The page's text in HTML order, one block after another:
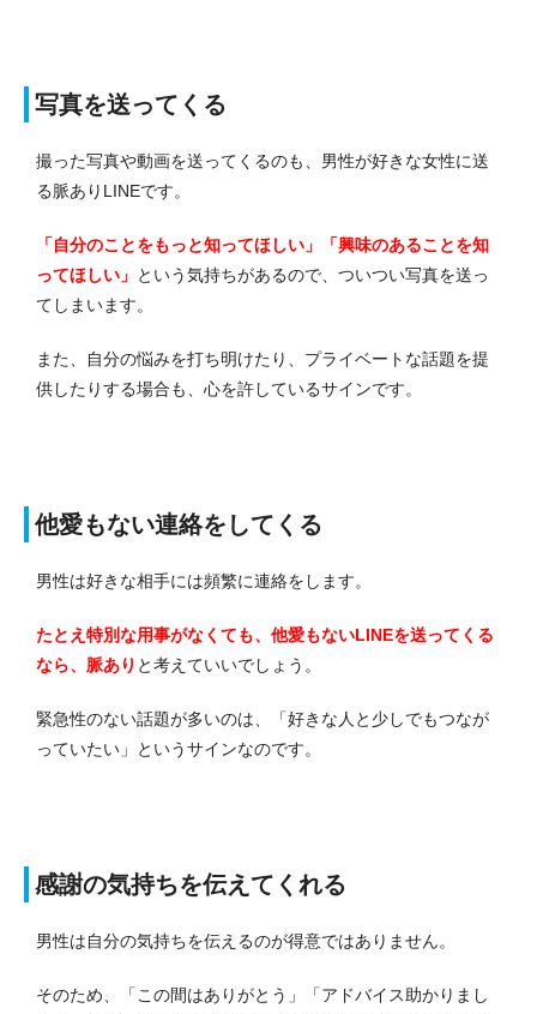
写真を送ってくる
撮った写真や動画を送ってくるのも、男性が好きな女性に送
る脈ありLINEです。
「自分のことをもっと知ってほしい」「興味のあることを知
ってほしい」 という気持ちがあるので、ついつい写真を送っ
てしまいます。
また、自分の悩みを打ち明けたり、プライベートな話題を提
供したりする場合も、心を許しているサインです。
他愛もない連絡をしてくる
男性は好きな相手には頻繁に連絡をします。
たとえ特別な用事がなくても、他愛もないLINEを送ってくる
なら、脈あり と考えていいでしょう。
緊急性のない話題が多いのは、「好きな人と少しでもつなが
っていたい」というサインなのです。
感謝の気持ちを伝えてくれる
男性は自分の気持ちを伝えるのが得意ではありません。
そのため、「この間はありがとう」「アドバイス助かりまし